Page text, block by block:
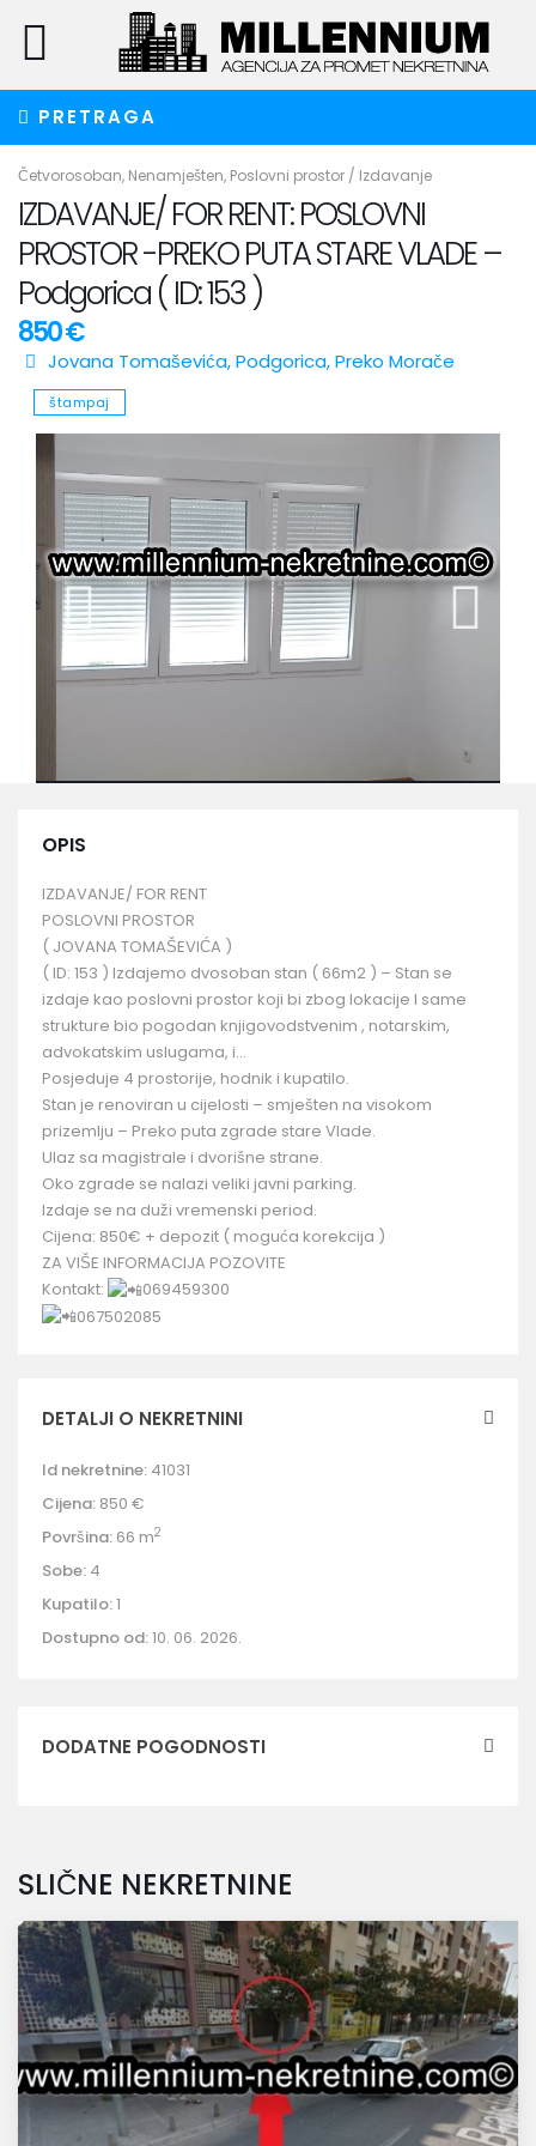
PRETRAGA
Četvorosoban, Nenamješten, Poslovni prostor / Izdavanje
IZDAVANJE/ FOR RENT: POSLOVNI
PROSTOR -PREKO PUTA STARE VLADE –
Podgorica ( ID: 153 )
850 €
Jovana Tomaševića,Podgorica,Preko Morače
štampaj
OPIS
IZDAVANJE/ FOR RENT
POSLOVNI PROSTOR
( JOVANA TOMAŠEVIĆA )
( ID: 153 ) Izdajemo dvosoban stan ( 66m2 ) – Stan se
izdaje kao poslovni prostor koji bi zbog lokacije I same
strukture bio pogodan knjigovodstvenim , notarskim,
advokatskim uslugama, i…
Posjeduje 4 prostorije, hodnik i kupatilo.
Stan je renoviran u cijelosti – smješten na visokom
prizemlju – Preko puta zgrade stare Vlade.
Ulaz sa magistrale i dvorišne strane.
Oko zgrade se nalazi veliki javni parking.
Izdaje se na duži vremenski period.
Cijena: 850€ + depozit ( moguća korekcija )
ZA VIŠE INFORMACIJA POZOVITE
Kontakt:
069459300
067502085
DETALJI O NEKRETNINI
Id nekretnine: 41031
Cijena: 850 €
Površina: 66 m2
Sobe: 4
Kupatilo:1
Dostupno od:10. 06. 2026.
DODATNE POGODNOSTI
SLIČNE NEKRETNINE